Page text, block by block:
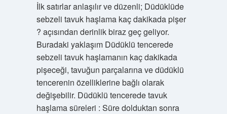
İlk satırlar anlaşılır ve düzenli; Düdüklüde
sebzeli tavuk haşlama kaç dakikada pişer
? açısından derinlik biraz geç geliyor.
Buradaki yaklaşım Düdüklü tencerede
sebzeli tavuk haşlamanın kaç dakikada
pişeceği, tavuğun parçalarına ve düdüklü
tencerenin özelliklerine bağlı olarak
değişebilir. Düdüklü tencerede tavuk
haşlama süreleri : Süre dolduktan sonra